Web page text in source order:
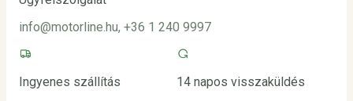
info@motorline.hu, +36 1 240 9997
Ingyenes szállítás
14 napos visszaküldés